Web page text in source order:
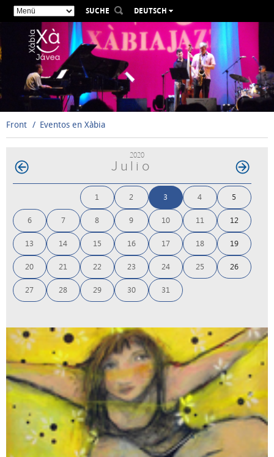
SUCHE
DEUTSCH
ESPAÑOL
VALENCIÀ
FRANÇAIS
РУССКИЙ
Front Eventos en Xàbia
2020
Julio
1 2 3 4 5
6 7 8 9 10 11 12
13 14 15 16 17 18 19
20 21 22 23 24 25 26
27 28 29 30 31